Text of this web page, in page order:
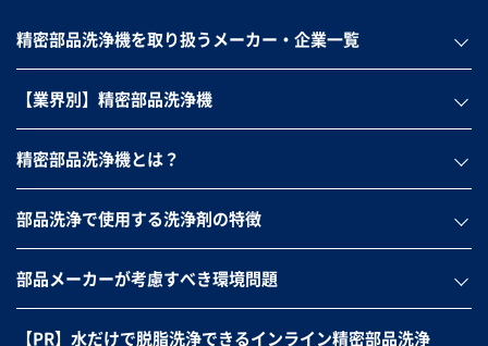
精密部品洗浄機を取り扱うメーカー・企業一覧
【業界別】精密部品洗浄機
精密部品洗浄機とは？
部品洗浄で使用する洗浄剤の特徴
部品メーカーが考慮すべき環境問題
【PR】水だけで脱脂洗浄できるインライン精密部品洗浄